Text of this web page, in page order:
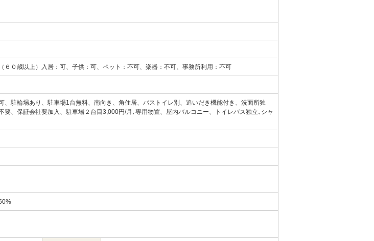
６０歳以上）入居：可、子供：可、ペット：不可、楽器：不可、事務所利用：不可
、駐輪場あり、駐車場1台無料、南向き、角住居、バストイレ別、追いだき機能付き、洗面所独
、保証会社要加入、駐車場２台目3,000円/月､専用物置、屋内バルコニー、トイレバス独立､シャ